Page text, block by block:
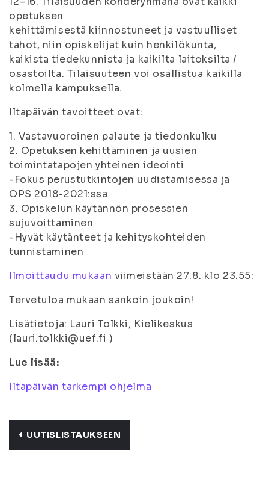
opetuksen
kehittämisestä kiinnostuneet ja vastuulliset
tahot, niin opiskelijat kuin henkilökunta,
kaikista tiedekunnista ja kaikilta laitoksilta /
osastoilta. Tilaisuuteen voi osallistua kaikilla
kolmella kampuksella.
Iltapäivän tavoitteet ovat:
1. Vastavuoroinen palaute ja tiedonkulku
2. Opetuksen kehittäminen ja uusien
toimintatapojen yhteinen ideointi
-Fokus perustutkintojen uudistamisessa ja
OPS 2018-2021:ssa
3. Opiskelun käytännön prosessien
sujuvoittaminen
-Hyvät käytänteet ja kehityskohteiden
tunnistaminen
Ilmoittaudu mukaan viimeistään 27.8. klo 23.55:
Tervetuloa mukaan sankoin joukoin!
Lisätietoja: Lauri Tolkki, Kielikeskus
(lauri.tolkki@uef.fi )
Lue lisää:
Iltapäivän tarkempi ohjelma
UUTISLISTAUKSEEN